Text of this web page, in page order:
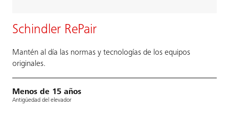
Schindler RePair
Mantén al día las normas y tecnologías de los equipos
originales.
Menos de 15 años
Antigüedad del elevador